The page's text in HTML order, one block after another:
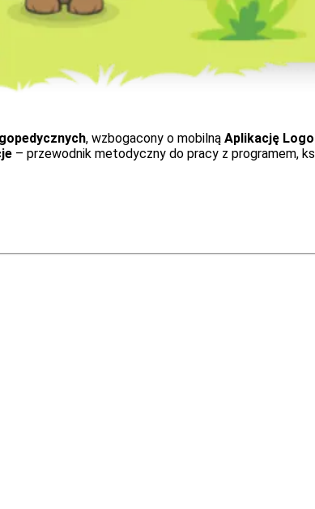
, wzbogacony o mobilną Aplikację
– przewodnik metodyczny do pracy z programem,